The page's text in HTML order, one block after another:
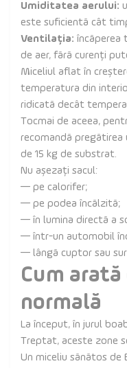
Umiditatea aerului:
este suficientă cât
Ventilația: încăperea
de aer, fără curenți
Miceliul aflat în
temperatura din
ridicată decât
Tocmai de aceea,
recomandă pregătirea
de 15 kg de substrat.
Nu așezați sacul:
— pe calorifer;
— pe podea încălzită;
— în lumina directă a
— într-un automobil
— lângă cuptor sau
Cum
normală
La început, în jurul
Treptat, aceste zone
Un miceliu sănătos de